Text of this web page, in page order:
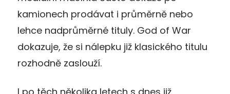
kamionech prodávat i průměrně nebo
lehce nadprůměrné tituly. God of War
dokazuje, že si nálepku již klasického titulu
rozhodně zaslouží.